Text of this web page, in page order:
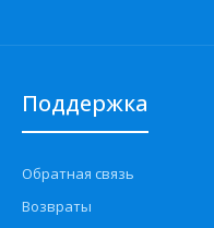
Поддержка
Обратная связь
Возвраты